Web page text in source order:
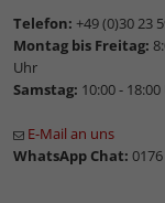
Telefon: +49 (0)30 23
Montag bis Freitag:
Uhr
Samstag: 10:00 -
E-Mail an uns
WhatsApp Chat: